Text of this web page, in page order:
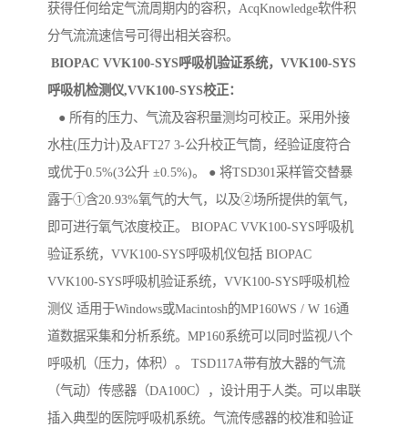
获得任何给定气流周期内的容积，AcqKnowledge软件积
分气流流速信号可得出相关容积。
BIOPAC VVK100-SYS呼吸机验证系统，VVK100-SYS
呼吸机检测仪,VVK100-SYS校正：
● 所有的压力、气流及容积量测均可校正。采用外接
水柱(压力计)及AFT27 3-公升校正气筒，经验证度符合
或优于0.5%(3公升 ±0.5%)。 ● 将TSD301采样管交替暴
露于①含20.93%氧气的大气，以及②场所提供的氧气，
即可进行氧气浓度校正。 BIOPAC VVK100-SYS呼吸机
验证系统，VVK100-SYS呼吸机仪包括 BIOPAC
VVK100-SYS呼吸机验证系统，VVK100-SYS呼吸机检
测仪 适用于Windows或Macintosh的MP160WS / W 16通
道数据采集和分析系统。MP160系统可以同时监视八个
呼吸机（压力，体积）。 TSD117A带有放大器的气流
（气动）传感器（DA100C），设计用于人类。可以串联
插入典型的医院呼吸机系统。气流传感器的校准和验证